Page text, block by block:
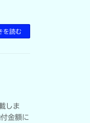
を読む
しま
金額に